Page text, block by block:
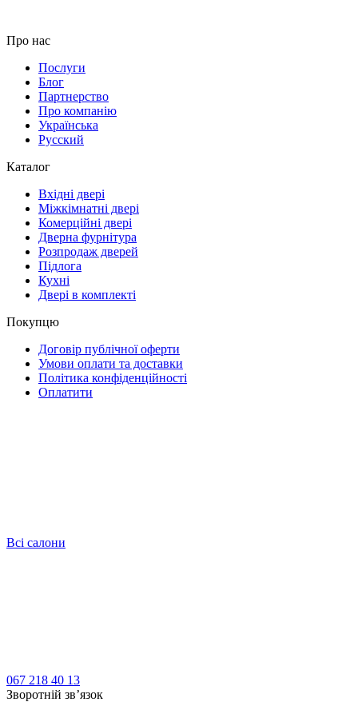
Про нас
Послуги
Блог
Партнерство
Про компанію
Українська
Русский
Каталог
Вхідні двері
Міжкімнатні двері
Комерційні двері
Дверна фурнітура
Розпродаж дверей
Підлога
Кухні
Двері в комплекті
Покупцю
Договір публічної оферти
Умови оплати та доставки
Політика конфіденційності
Оплатити
Всі салони
067 218 40 13
Зворотній зв’язок